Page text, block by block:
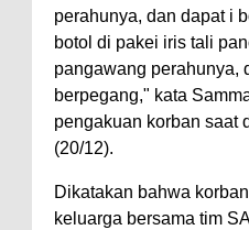
perahunya, dan dapat i
botol di pakei iris tali
pangawang perahunya,
berpegang," kata
pengakuan korban saat
(20/12).
Dikatakan bahwa
keluarga bersama tim